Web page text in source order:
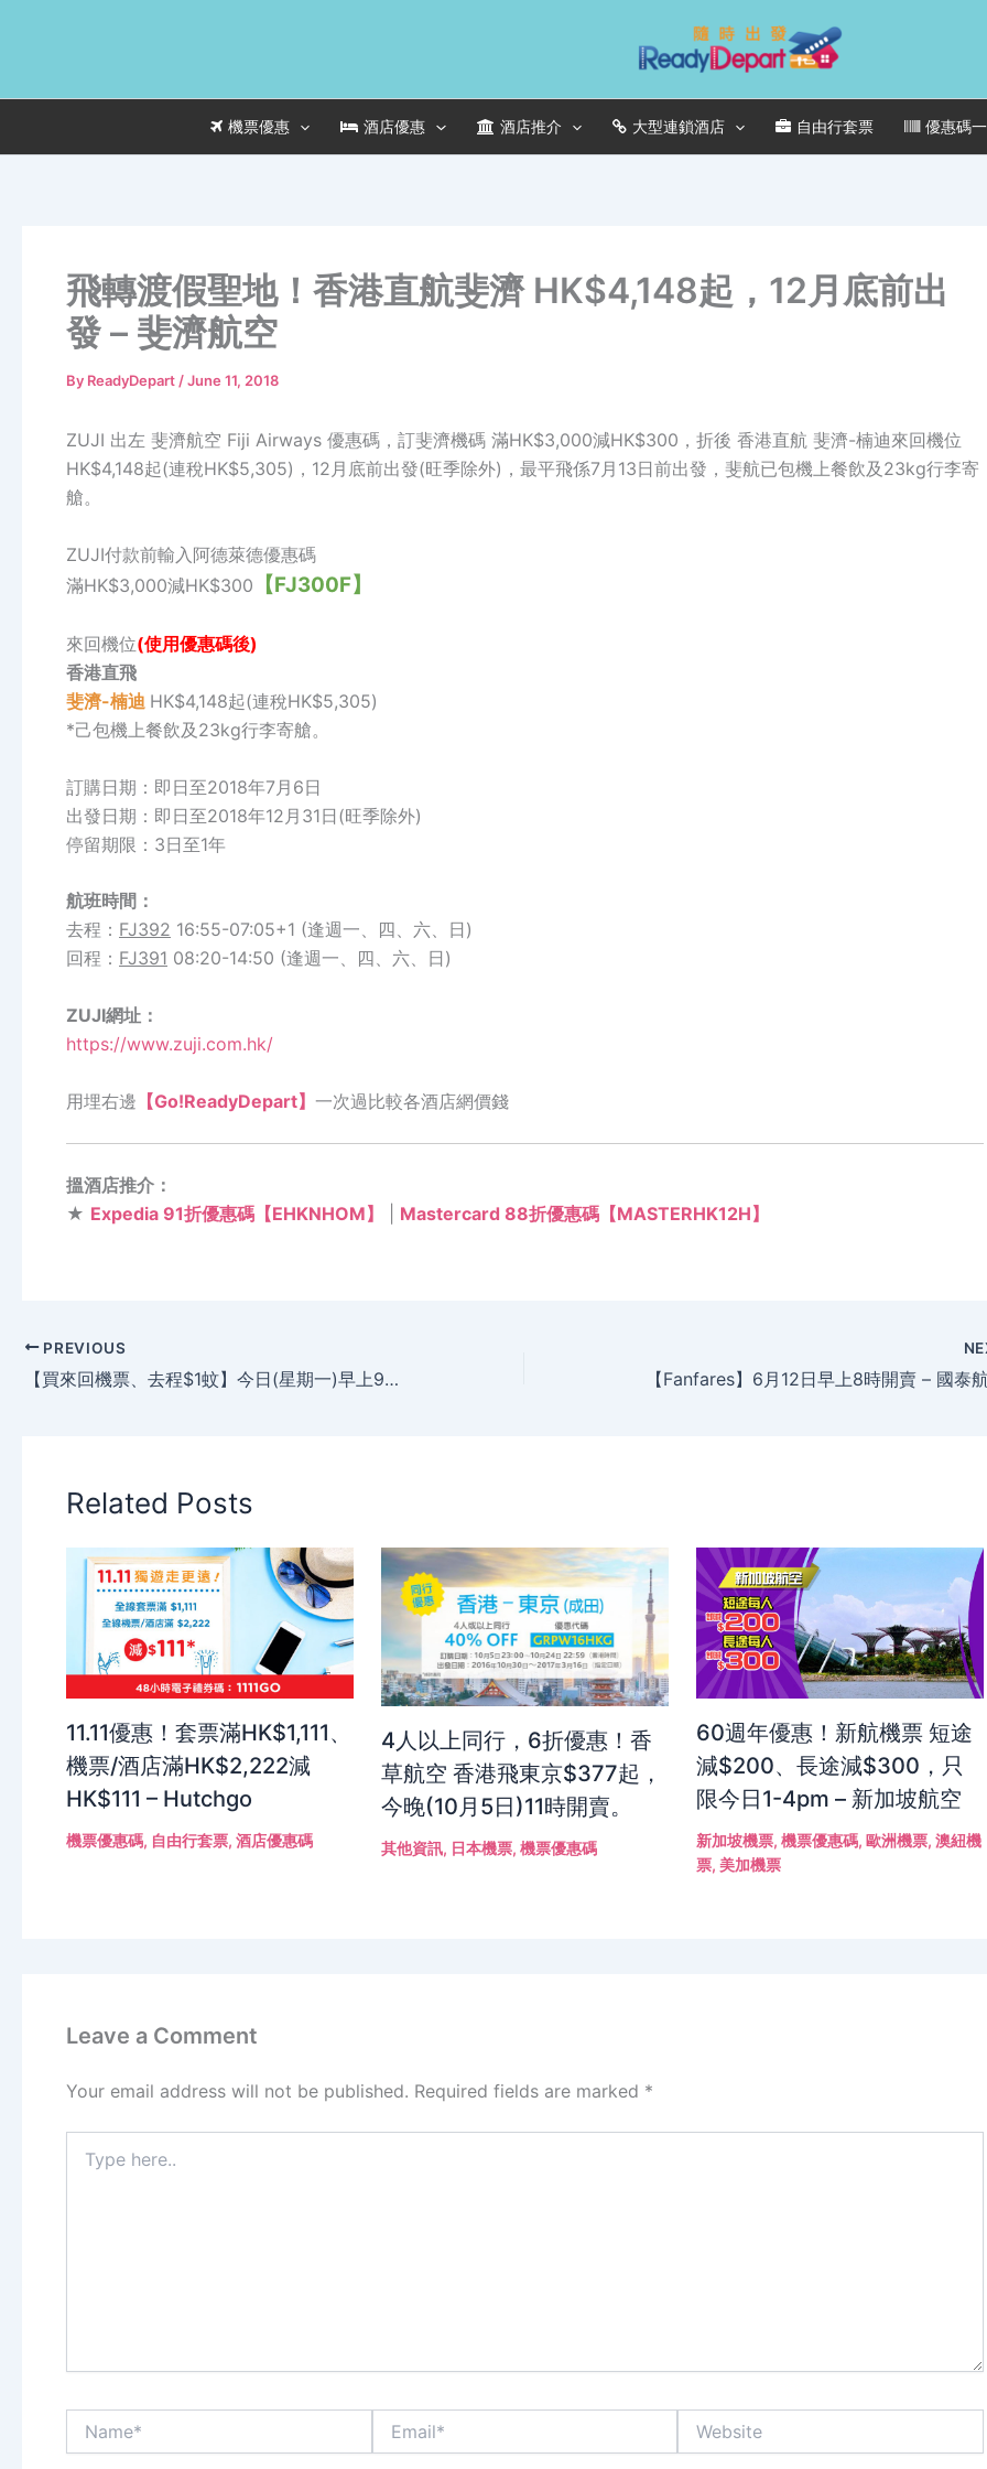
機票優惠 酒店優惠 酒店推介 大型連鎖酒店 自由行套票 優惠碼
飛轉渡假聖地！香港直航斐濟 HK$4,148起，12月底前出
發 – 斐濟航空
By ReadyDepart /June 11, 2018
ZUJI 出左 斐濟航空 Fiji Airways 優惠碼，訂斐濟機碼 滿HK$3,000減HK$300，折後 香港直航 斐濟-楠迪來回機位
HK$4,148起(連稅HK$5,305)，12月底前出發(旺季除外)，最平飛係7月13日前出發，斐航已包機上餐飲及23kg行李寄
艙。
ZUJI付款前輸入阿德萊德優惠碼
滿HK$3,000減HK$300
【FJ300F】
來回機位(使用優惠碼後)
香港直飛
斐濟-楠迪 HK$4,148起(連稅HK$5,305)
*己包機上餐飲及23kg行李寄艙。
訂購日期：即日至2018年7月6日
出發日期：即日至2018年12月31日(旺季除外)
停留期限：3日至1年
航班時間：
去程： FJ392 16:55-07:05+1 (逢週一、四、六、日)
回程： FJ391 08:20-14:50 (逢週一、四、六、日)
ZUJI網址：
https://www.zuji.com.hk/
用埋右邊 【Go!ReadyDepart】 一次過比較各酒店網價錢
搵酒店推介：
★ Expedia 91折優惠碼【EHKNHOM】 Mastercard 88折優惠碼【MASTERHK12H】
PREVIOUS
【買來回機票、去程$1蚊】今日(星期一)早上9點 已開賣 – HK Express
Related Posts
11.11優惠！套票滿HK$1,111、
機票/酒店滿HK$2,222減
HK$111 – Hutchgo
機票優惠碼, 自由行套票, 酒店優惠碼
4人以上同行，6折優惠！香
草航空 香港飛東京$377起，
今晚(10月5日)11時開賣。
其他資訊, 日本機票, 機票優惠碼
60週年優惠！新航機票 短途
減$200、長途減$300，只
限今日1-4pm – 新加坡航空
新加坡機票, 機票優惠碼, 歐洲機票, 澳紐機
票, 美加機票
Leave a Comment
Your email address will not be published. Required fields are marked *
here..